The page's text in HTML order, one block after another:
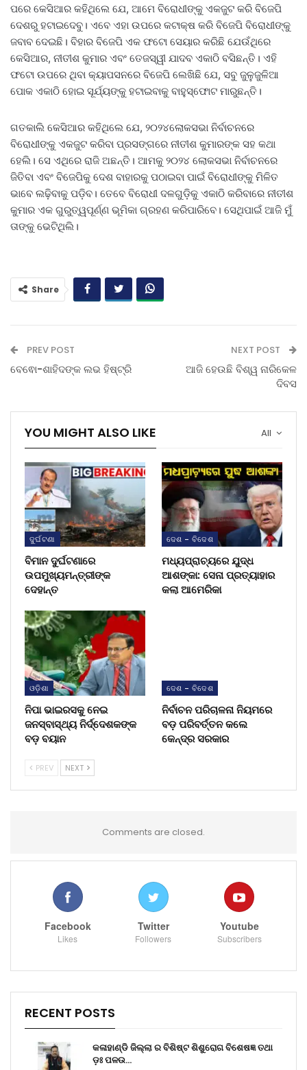
ପରେ କେସିଆର କହିଥିଲେ ଯେ, ଆମେ ବିରୋଧୀଙ୍କୁ ଏକଜୁଟ କରି ବିଜେପି
ଦେଶରୁ ହଟାଇଦେବୁ। ଏବେ ଏହା ଉପରେ କଟାକ୍ଷ କରି ବିଜେପି ବିରୋଧୀଙ୍କୁ
ଜବାବ ଦେଇଛି। ବିହାର ବିଜେପି ଏକ ଫଟୋ ସେୟାର କରିଛି ଯେଉଁଥିରେ
କେସିଆର, ନୀତୀଶ କୁମାର ଏବଂ ତେଜସ୍ୱୀ ଯାଦବ ଏକାଠି ବସିଛନ୍ତି। ଏହି
ଫଟୋ ଉପରେ ଥିବା କ୍ୟାପସନରେ ବିଜେପି ଲେଖିଛି ଯେ, ସବୁ ଜୁଳୁଜୁଳିଆ
ପୋକ ଏକାଠି ହୋଇ ସୂର୍ଯ୍ୟଙ୍କୁ ହଟାଇବାକୁ ବାହୁସ୍ଫୋଟ ମାରୁଛନ୍ତି।
ଗତକାଲି କେସିଆର କହିଥିଲେ ଯେ, ୨୦୨୪ଲୋକସଭା ନିର୍ବାଚନରେ ​​
ବିରୋଧୀଙ୍କୁ ଏକଜୁଟ କରିବା ପ୍ରସଙ୍ଗରେ ନୀତୀଶ କୁମାରଙ୍କ ସହ କଥା
ହେଲି। ସେ ଏଥିରେ ରାଜି ଅଛନ୍ତି। ଆମକୁ ୨୦୨୪ ଲୋକସଭା ନିର୍ବାଚନରେ ​​
ଜିତିବା ଏବଂ ବିଜେପିକୁ ଦେଶ ବାହାରକୁ ପଠାଇବା ପାଇଁ ବିରୋଧୀଙ୍କୁ ମିଳିତ
ଭାବେ ଲଢ଼ିବାକୁ ପଡ଼ିବ। ତେବେ ବିରୋଧୀ ଦଳଗୁଡ଼ିକୁ ଏକାଠି କରିବାରେ ନୀତୀଶ
କୁମାର ଏକ ଗୁରୁତ୍ୱପୂର୍ଣ୍ଣ ଭୂମିକା ଗ୍ରହଣ କରିପାରିବେ। ସେଥିପାଇଁ ଆଜି ମୁଁ
ତାଙ୍କୁ ଭେଟିଥିଲି।
Share
PREV POST
ବେଵୋ-ଶାହିଦଙ୍କ ଲଭ ହିଷ୍ଟ୍ରି
NEXT POST
ଆଜି ହେଉଛି ବିଶ୍ୱ ନାରିକେଳ
ଦିବସ
All
YOU MIGHT ALSO LIKE
ଦୁର୍ଘଟଣା
ବିମାନ ଦୁର୍ଘଟଣାରେ
ଉପମୁଖ୍ୟମନ୍ତ୍ରୀଙ୍କ
ଦେହାନ୍ତ
ଦେଶ - ବିଦେଶ
ମଧ୍ୟପ୍ରାଚ୍ୟରେ ଯୁଦ୍ଧ
ଆଶଙ୍କା: ସେନା ପ୍ରତ୍ୟାହାର
କଲା ଆମେରିକା
ଓଡ଼ିଶା
ନିପା ଭାଇରସକୁ ନେଇ
ଜନସ୍ବାସ୍ଥ୍ୟ ନିର୍ଦ୍ଦେଶକଙ୍କ
ବଡ଼ ବୟାନ
ଦେଶ - ବିଦେଶ
ନିର୍ବାଚନ ପରିଚାଳନା ନିୟମରେ
ବଡ଼ ପରିବର୍ତ୍ତନ କଲେ
କେନ୍ଦ୍ର ସରକାର
PREV NEXT
Comments are closed.
Facebook
Likes
Twitter
Followers
Youtube
Subscribers
RECENT POSTS
କଳାହାଣ୍ଡି ଜିଲ୍ଲା ର ବିଶିଷ୍ଟ ଶିଶୁରୋଗ ବିଶେଷଜ୍ଞ ତଥା
ଡ଼ଃ ପଳଉ…